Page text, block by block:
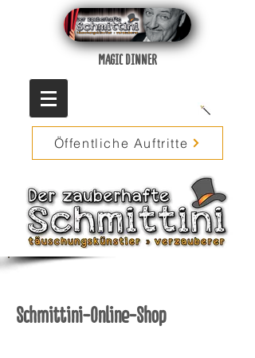
MAGIC DINNER
Öffentliche Auftritte
Schmittini-Online-Shop